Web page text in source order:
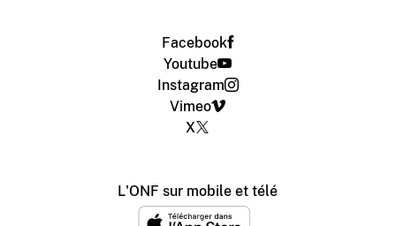
Facebook
Youtube
Instagram
Vimeo
X
L'ONF sur mobile et télé